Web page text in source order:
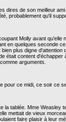
dires de son meilleur
probablement qu'il
Molly avant qu'elle
en quelques seconde
bien plus digne
était content
arguments.
pour ce midi, ce soir ce
la tablée. Mme Weasley
mettait de vieux
faire plaisir à leur